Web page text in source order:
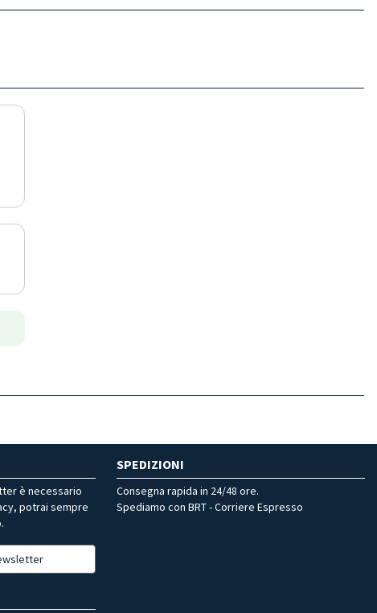
è necessario
potrai sempre
SPEDIZIONI
Consegna rapida in 24/48 ore.
Spediamo con BRT - Corriere Espresso